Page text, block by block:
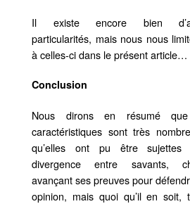
Il existe encore bien
particularités, mais nous nous
à celles-ci dans le présent article…
Conclusion
Nous dirons en résumé
caractéristiques sont très
qu’elles ont pu être
divergence entre savants,
avançant ses preuves pour
opinion, mais quoi qu’il en soit,